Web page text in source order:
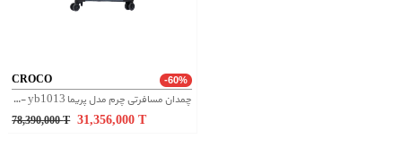
CROCO -60%
چمدان مسافرتی چرم مدل پریما yb1013 - طوسی
78,390,000T 31,356,000T